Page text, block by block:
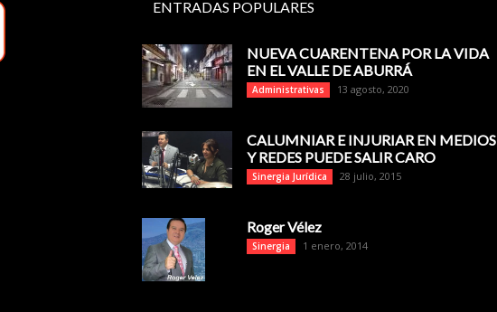
ENTRADAS POPULARES
NUEVA CUARENTENA POR LA VIDA
EN EL VALLE DE ABURRÁ
Administrativas 13 agosto, 2020
CALUMNIAR E INJURIAR EN MEDIOS
Y REDES PUEDE SALIR CARO
Sinergia Jurídica 28 julio, 2015
Roger Vélez
Sinergia 1 enero, 2014